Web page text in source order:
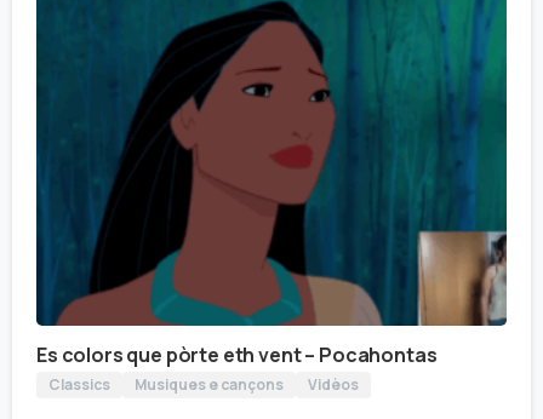
Es colors que pòrte eth vent – Pocahontas
Classics Musiques e cançons Vidèos